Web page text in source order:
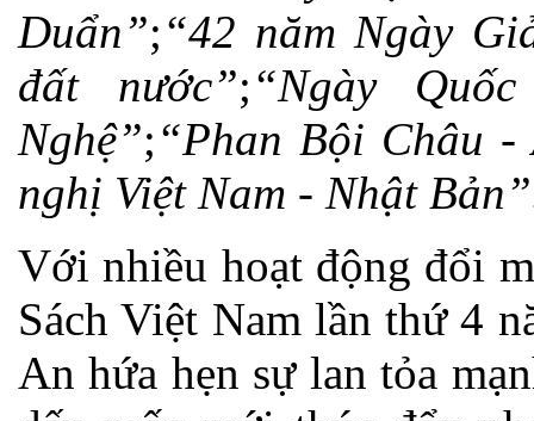
Duẩn”;“42 năm Ngày
đất nước”;“Ngày
Nghệ”;“Phan Bội Châu -
nghị Việt Nam - Nhật
Với nhiều hoạt động đổi
Sách Việt Nam lần thứ 4
An hứa hẹn sự lan tỏa